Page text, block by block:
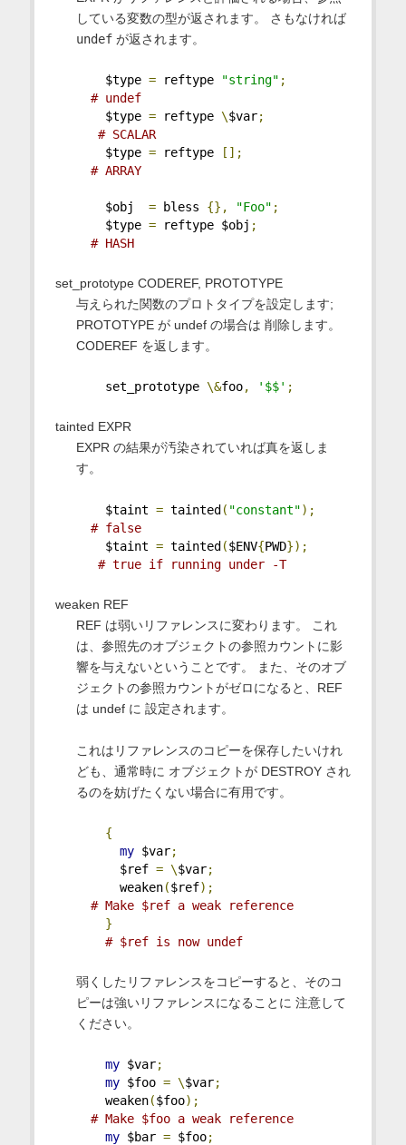
している変数の型が返されます。 さもなければ
undefが返されます。
$type = reftype "string" ;
# undef
$type = reftype \$var;
# SCALAR
$type = reftype
[];
# ARRAY
$obj = bless {}, "Foo" ;
$type = reftype $obj ;
# HASH
set_prototype CODEREF, PROTOTYPE
与えられた関数のプロトタイプを設定します;
PROTOTYPE が undef の場合は 削除します。
CODEREF を返します。
set_prototype \&foo, '$$' ;
tainted EXPR
EXPR の結果が汚染されていれば真を返しま
す。
$taint = tainted( "constant");
# false
$taint = tainted($ENV{PWD});
# true if running under -T
weaken REF
REF は弱いリファレンスに変わります。 これ
は、参照先のオブジェクトの参照カウントに影
響を与えないということです。 また、そのオブ
ジェクトの参照カウントがゼロになると、REF
は undef に 設定されます。
これはリファレンスのコピーを保存したいけれ
ども、通常時に オブジェクトが DESTROY され
るのを妨げたくない場合に有用です。
{
my $var;
$ref = \$var;
weaken($ref);
# Make $ref a weak reference
}
# $ref is now undef
弱くしたリファレンスをコピーすると、そのコ
ピーは強いリファレンスになることに 注意して
ください。
my $var;
my $foo = \$var;
weaken($foo);
# Make $foo a weak reference
my $bar = $foo;